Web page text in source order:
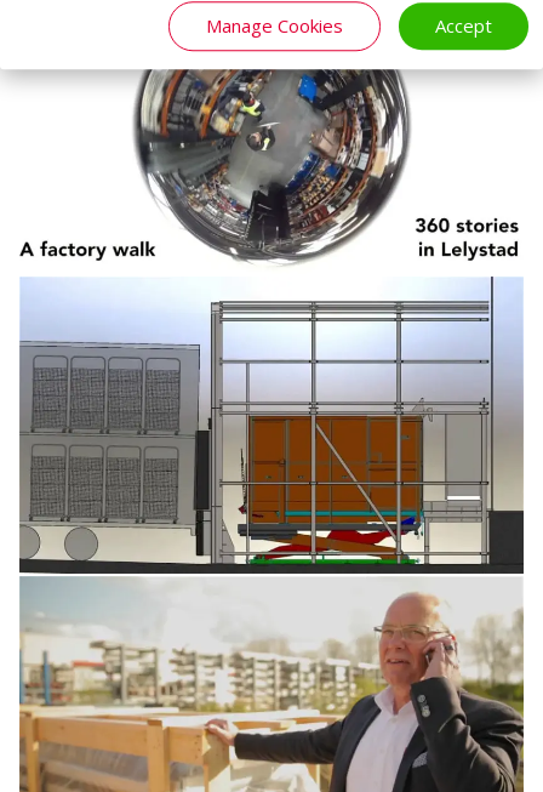
Manage Cookies Accept